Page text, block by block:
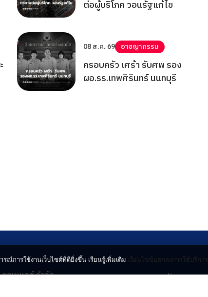
ต่อผู้บริโภค วอนรัฐแก้ไข
08 ส.ค. 69 อาชญากรรม
ครอบครัว เศร้า รับศพ รอง
ผอ.รร.เทพศิรินทร์ นนทบุรี
คอนเนกซ์ จำกัด
News
ณ์การใช้งานเว็บไซต์ที่ดียิ่งขึ้น เรียนรู้เพิ่มเติม เงื่อนไขข้อตกลงการใช้บริการ